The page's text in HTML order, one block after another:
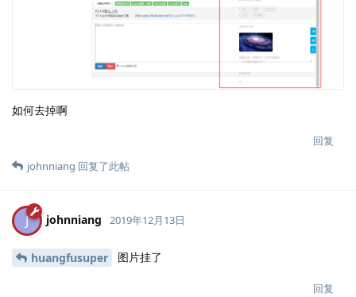
如何去掉啊
回复
johnniang 回复了此帖
J johnniang 2019年12月13日
huangfusuper 图片挂了
回复